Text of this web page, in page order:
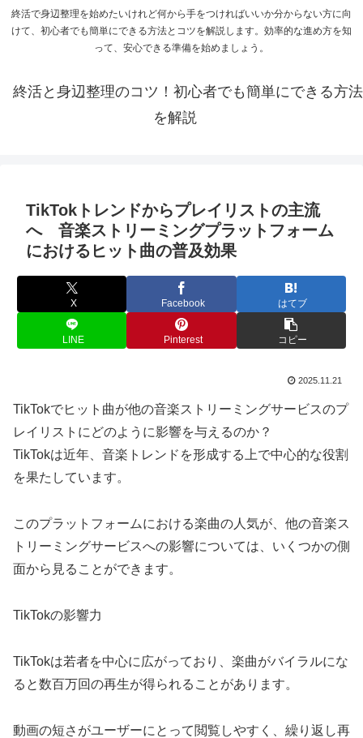
終活で身辺整理を始めたいけれど何から手をつければいいか分からない方に向
けて、初心者でも簡単にできる方法とコツを解説します。効率的な進め方を知
って、安心できる準備を始めましょう。
終活と身辺整理のコツ！初心者でも簡単にできる方法
を解説
TikTokトレンドからプレイリストの主流
へ 音楽ストリーミングプラットフォーム
におけるヒット曲の普及効果
X Facebook はてブ
LINE Pinterest コピー
2025.11.21
TikTokでヒット曲が他の音楽ストリーミングサービスのプ
レイリストにどのように影響を与えるのか？
TikTokは近年、音楽トレンドを形成する上で中心的な役割
を果たしています。
このプラットフォームにおける楽曲の人気が、他の音楽ス
トリーミングサービスへの影響については、いくつかの側
面から見ることができます。
TikTokの影響力
TikTokは若者を中心に広がっており、楽曲がバイラルにな
ると数百万回の再生が得られることがあります。
動画の短さがユーザーにとって閲覧しやすく、繰り返し再